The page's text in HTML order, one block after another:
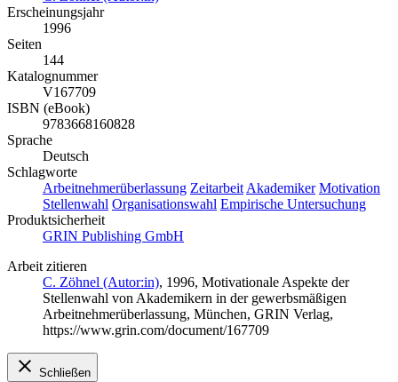
Erscheinungsjahr
1996
Seiten
144
Katalognummer
V167709
ISBN (eBook)
9783668160828
Sprache
Deutsch
Schlagworte
Arbeitnehmerüberlassung Zeitarbeit Akademiker Motivation
Stellenwahl Organisationswahl Empirische Untersuchung
Produktsicherheit
GRIN Publishing GmbH
Arbeit zitieren
C. Zöhnel (Autor:in), 1996, Motivationale Aspekte der
Stellenwahl von Akademikern in der gewerbsmäßigen
Arbeitnehmerüberlassung, München, GRIN Verlag,
https://www.grin.com/document/167709
Schließen